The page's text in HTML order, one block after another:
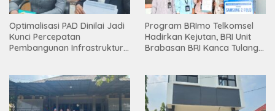
Optimalisasi PAD Dinilai Jadi
Kunci Percepatan
Pembangunan Infrastruktur
Program BRImo Telkomsel
Hadirkan Kejutan, BRI Unit
Brabasan BRI Kanca Tulang
Mesuji